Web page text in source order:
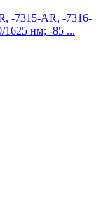
-7315-AR, -7316-
1625 нм; -85 ...